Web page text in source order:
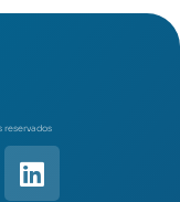
reservados